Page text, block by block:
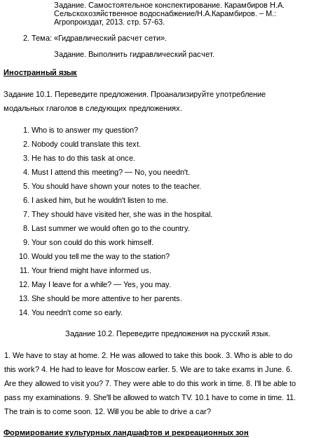
Задание. Самостоятельное конспектирование. Карамбиров Н.А.
Сельскохозяйственное водоснабжение/Н.А.Карамбиров. – М.:
Агропроиздат, 2013. стр. 57-63.
Тема: «Гидравлический расчет сети».
Задание. Выполнить гидравлический расчет.
Иностранный язык
Задание 10.1. Переведите предложения. Проанализируйте употребле­ние
модальных глаголов в следующих предложениях.
Who is to answer my question?
Nobody could translate this text.
He has to do this task at once.
Must I attend this meeting? — No, you needn't.
You should have shown your notes to the teacher.
I asked him, but he wouldn't listen to me.
They should have visited her, she was in the hospital.
Last summer we would often go to the country.
Your son could do this work himself.
Would you tell me the way to the station?
Your friend might have informed us.
May I leave for a while? — Yes, you may.
She should be more attentive to her parents.
You needn't come so early.
Задание 10.2. Переведите предложения на русский язык.
1. We have to stay at home. 2. He was allowed to take this book. 3. Who is able to do
this work? 4. He had to leave for Moscow earlier. 5. We are to take exams in June. 6.
Are they allowed to visit you? 7. They were able to do this work in time. 8. I'll be able to
pass my examinations. 9. She'll be allowed to watch TV. 10.1 have to come in time. 11.
The train is to come soon. 12. Will you be able to drive a car?
Формирование культурных ландшафтов и рекреационных зон